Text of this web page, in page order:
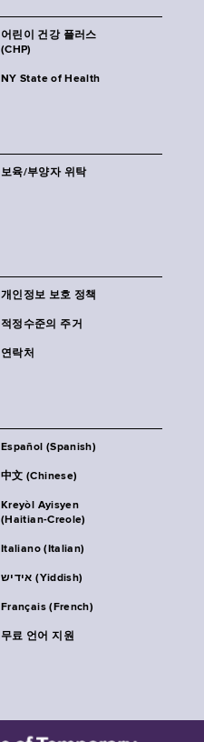
어린이 건강 플러스
(CHP)
NY State of Health
보육/부양자 위탁
개인정보 보호 정책
적정수준의 주거
연락처
Español (Spanish)
中文 (Chinese)
Kreyòl Ayisyen
(Haitian-Creole)
Italiano (Italian)
אידיש (Yiddish)
Français (French)
무료 언어 지원